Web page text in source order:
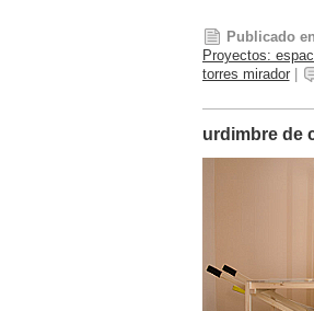
Publicado en
Proyectos:
torres mirador
urdimbre de